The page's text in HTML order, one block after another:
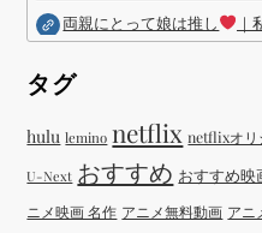
両親にとって娘は推し
タグ
hulu lemino netflix netflixオリ
U-Next おすすめ おすすめ映
ニメ映画 名作 アニメ無料動画 アニ